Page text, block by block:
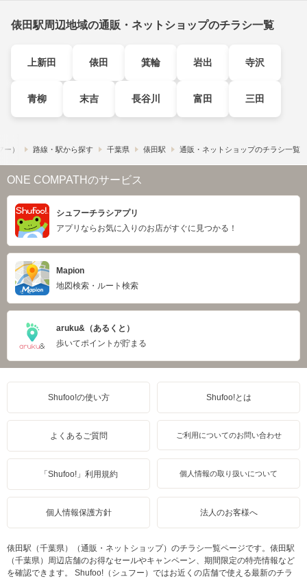
俵田駅周辺地域の通販・ネットショップのチラシ一覧
上新田 俵田 箕輪 岩出 寺沢
青柳 末吉 長谷川 富田 三田
） 路線・駅から探す 千葉県 俵田駅 通販・ネットショップのチラシ一覧
ONE COMPATHのサービス
シュフーチラシアプリ
アプリならお気に入りのお店がすぐに見つかる！
Mapion
地図検索・ルート検索
aruku&（あるくと）
歩いてポイントが貯まる
Shufoo!の使い方 Shufoo!とは
よくあるご質問 ご利用についてのお問い合わせ
「Shufoo!」利用規約 個人情報の取り扱いについて
個人情報保護方針 法人のお客様へ
俵田駅（千葉県）（通販・ネットショップ）のチラシ一覧ページです。俵田駅
（千葉県）周辺店舗のお得なセールやキャンペーン、期間限定の特売情報など
を確認できます。 Shufoo!（シュフー）ではお近くの店舗で使える最新のチラ